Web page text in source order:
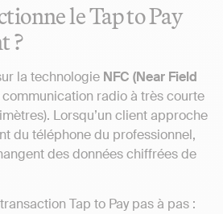
le Tap to Pay
?
la technologie NFC (Near Field
communication radio à très courte
Lorsqu’un client approche
du téléphone du professionnel,
des données chiffrées de
Tap to Pay pas à pas :